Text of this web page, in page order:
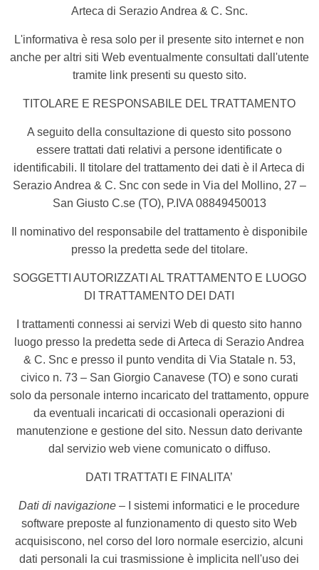
Arteca di Serazio Andrea & C. Snc.
L'informativa è resa solo per il presente sito internet e non
anche per altri siti Web eventualmente consultati dall'utente
tramite link presenti su questo sito.
TITOLARE E RESPONSABILE DEL TRATTAMENTO
A seguito della consultazione di questo sito possono
essere trattati dati relativi a persone identificate o
identificabili. Il titolare del trattamento dei dati è il Arteca di
Serazio Andrea & C. Snc con sede in Via del Mollino, 27 –
San Giusto C.se (TO), P.IVA 08849450013
Il nominativo del responsabile del trattamento è disponibile
presso la predetta sede del titolare.
SOGGETTI AUTORIZZATI AL TRATTAMENTO E LUOGO
DI TRATTAMENTO DEI DATI
I trattamenti connessi ai servizi Web di questo sito hanno
luogo presso la predetta sede di Arteca di Serazio Andrea
& C. Snc e presso il punto vendita di Via Statale n. 53,
civico n. 73 – San Giorgio Canavese (TO) e sono curati
solo da personale interno incaricato del trattamento, oppure
da eventuali incaricati di occasionali operazioni di
manutenzione e gestione del sito. Nessun dato derivante
dal servizio web viene comunicato o diffuso.
DATI TRATTATI E FINALITA’
Dati di navigazione –
I sistemi informatici e le procedure
software preposte al funzionamento di questo sito Web
acquisiscono, nel corso del loro normale esercizio, alcuni
dati personali la cui trasmissione è implicita nell'uso dei